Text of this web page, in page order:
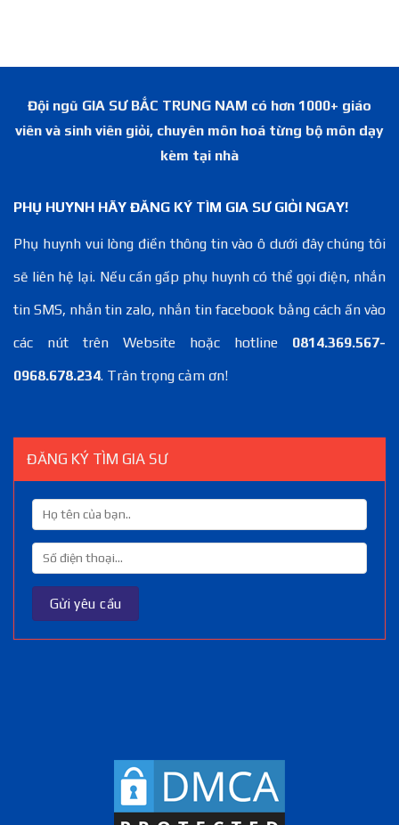
Đội ngũ GIA SƯ BẮC TRUNG NAM có hơn 1000+ giáo
viên và sinh viên giỏi, chuyên môn hoá từng bộ môn dạy
kèm tại nhà
PHỤ HUYNH HÃY ĐĂNG KÝ TÌM GIA SƯ GIỎI NGAY!
Phụ huynh vui lòng điền thông tin vào ô dưới đây chúng tôi
sẽ liên hệ lại. Nếu cần gấp phụ huynh có thể gọi điện, nhắn
tin SMS, nhắn tin zalo, nhắn tin facebook bằng cách ấn vào
các nút trên Website hoặc hotline 0814.369.567-
0968.678.234. Trân trọng cảm ơn!
ĐĂNG KÝ TÌM GIA SƯ